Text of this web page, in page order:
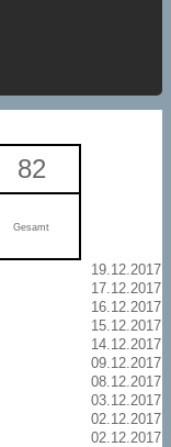
82
Gesamt
19.12.2017
17.12.2017
16.12.2017
15.12.2017
14.12.2017
09.12.2017
08.12.2017
03.12.2017
02.12.2017
02.12.2017